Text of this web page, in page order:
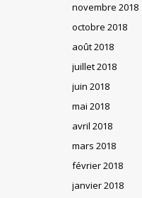
novembre 2018
octobre 2018
août 2018
juillet 2018
juin 2018
mai 2018
avril 2018
mars 2018
février 2018
janvier 2018